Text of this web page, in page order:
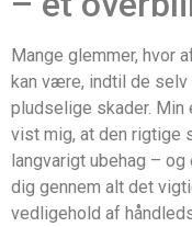
Mange glemmer, hvor
kan være, indtil de
pludselige skader. Min
vist mig, at den rigtige
langvarigt ubehag –
dig gennem alt det
vedligehold af